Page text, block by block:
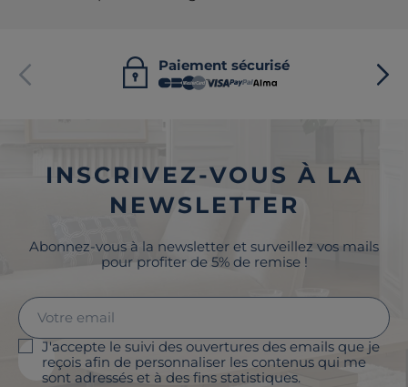
Paiement sécurisé
INSCRIVEZ-VOUS À LA
NEWSLETTER
Abonnez-vous à la newsletter et surveillez vos mails
pour profiter de 5% de remise !
J'accepte le suivi des ouvertures des emails que je
reçois afin de personnaliser les contenus qui me
sont adressés et à des fins statistiques.